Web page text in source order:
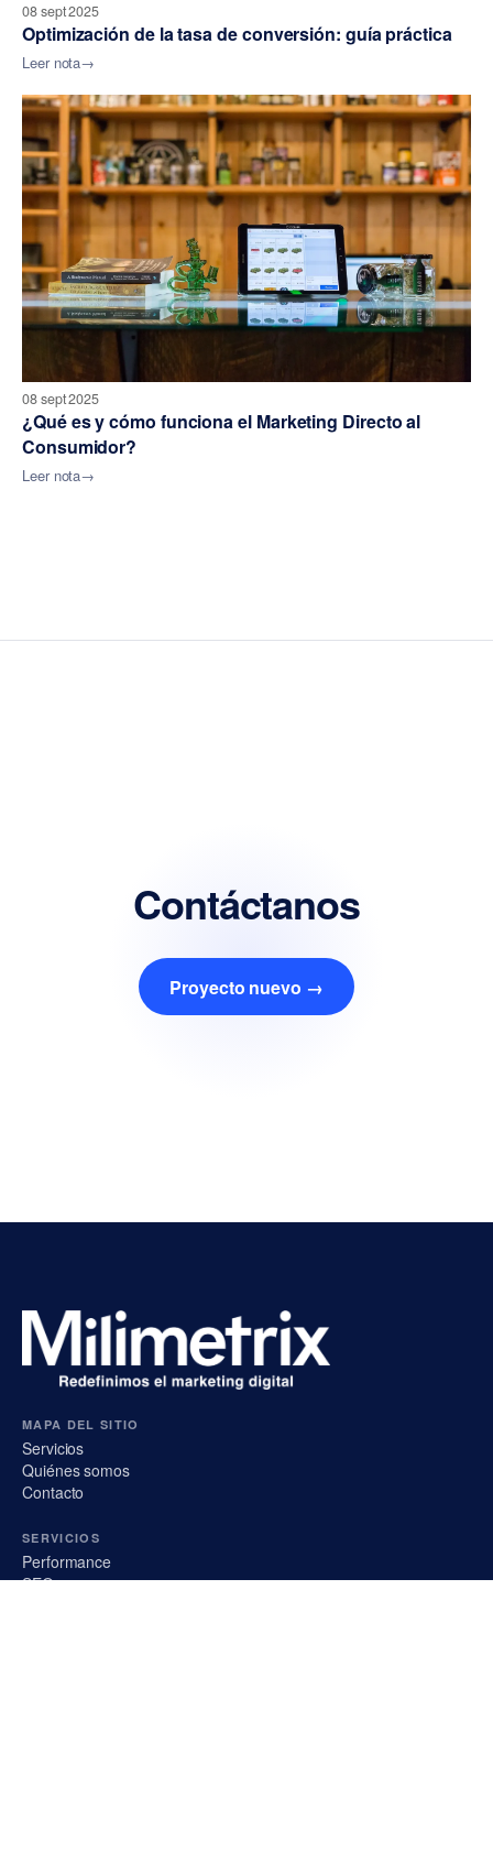
08 sept 2025
Optimización de la tasa de conversión: guía práctica
Leer nota→
08 sept 2025
¿Qué es y cómo funciona el Marketing Directo al
Consumidor?
Leer nota→
Contáctanos
Proyecto nuevo →
MAPA DEL SITIO
Servicios
Quiénes somos
Contacto
SERVICIOS
Performance
SEO